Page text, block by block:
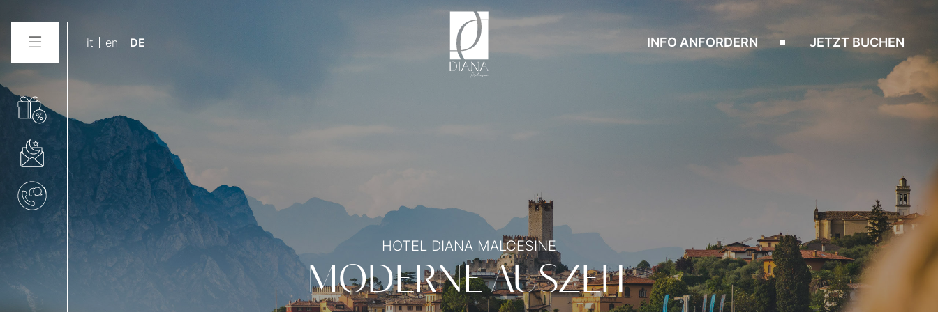
it en DE INFO ANFORDERN JETZT BUCHEN
HOTEL DIANA MALCESINE
MODERNE AUSZEIT